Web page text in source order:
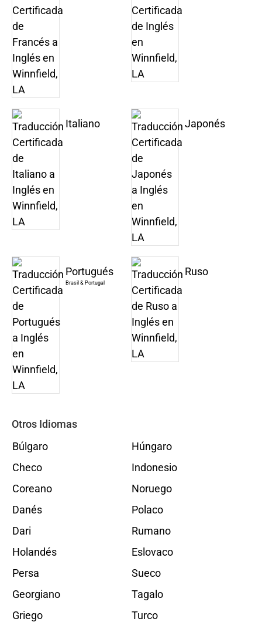
Italiano Japonés
Portugués
Brasil & Portugal
Ruso
Otros Idiomas
Búlgaro
Checo
Coreano
Danés
Dari
Holandés
Persa
Georgiano
Griego
Húngaro
Indonesio
Noruego
Polaco
Rumano
Eslovaco
Sueco
Tagalo
Turco